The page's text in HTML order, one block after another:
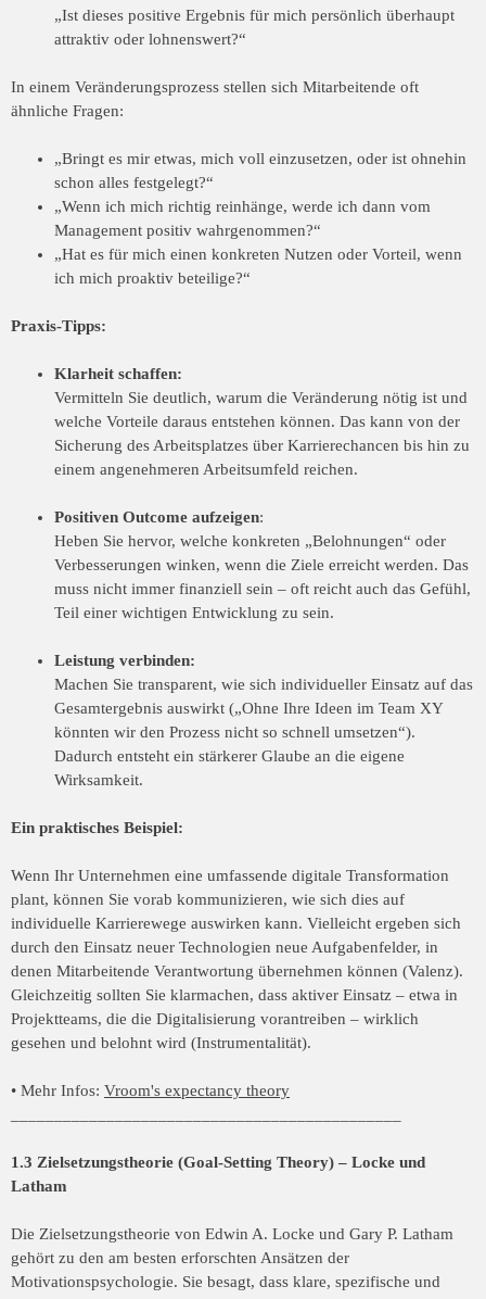
„Ist dieses positive Ergebnis für mich persönlich überhaupt
attraktiv oder lohnenswert?“
In einem Veränderungsprozess stellen sich Mitarbeitende oft
ähnliche Fragen:
„Bringt es mir etwas, mich voll einzusetzen, oder ist ohnehin
schon alles festgelegt?“
„Wenn ich mich richtig reinhänge, werde ich dann vom
Management positiv wahrgenommen?“
„Hat es für mich einen konkreten Nutzen oder Vorteil, wenn
ich mich proaktiv beteilige?“
Praxis-Tipps:
Klarheit schaffen:
Vermitteln Sie deutlich, warum die Veränderung nötig ist und
welche Vorteile daraus entstehen können. Das kann von der
Sicherung des Arbeitsplatzes über Karrierechancen bis hin zu
einem angenehmeren Arbeitsumfeld reichen.
Positiven Outcome aufzeigen:
Heben Sie hervor, welche konkreten „Belohnungen“ oder
Verbesserungen winken, wenn die Ziele erreicht werden. Das
muss nicht immer finanziell sein – oft reicht auch das Gefühl,
Teil einer wichtigen Entwicklung zu sein.
Leistung verbinden:
Machen Sie transparent, wie sich individueller Einsatz auf das
Gesamtergebnis auswirkt („Ohne Ihre Ideen im Team XY
könnten wir den Prozess nicht so schnell umsetzen“).
Dadurch entsteht ein stärkerer Glaube an die eigene
Wirksamkeit.
Ein praktisches Beispiel:
Wenn Ihr Unternehmen eine umfassende digitale Transformation
plant, können Sie vorab kommunizieren, wie sich dies auf
individuelle Karrierewege auswirken kann. Vielleicht ergeben sich
durch den Einsatz neuer Technologien neue Aufgabenfelder, in
denen Mitarbeitende Verantwortung übernehmen können (Valenz).
Gleichzeitig sollten Sie klarmachen, dass aktiver Einsatz – etwa in
Projektteams, die die Digitalisierung vorantreiben – wirklich
gesehen und belohnt wird (Instrumentalität).
• Mehr Infos: Vroom's expectancy theory
1.3 Zielsetzungstheorie (Goal-Setting Theory) – Locke und
Latham
Die Zielsetzungstheorie von Edwin A. Locke und Gary P. Latham
gehört zu den am besten erforschten Ansätzen der
Motivationspsychologie. Sie besagt, dass klare, spezifische und